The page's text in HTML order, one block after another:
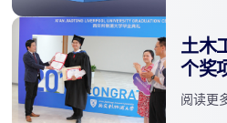
土木
个奖
阅读更